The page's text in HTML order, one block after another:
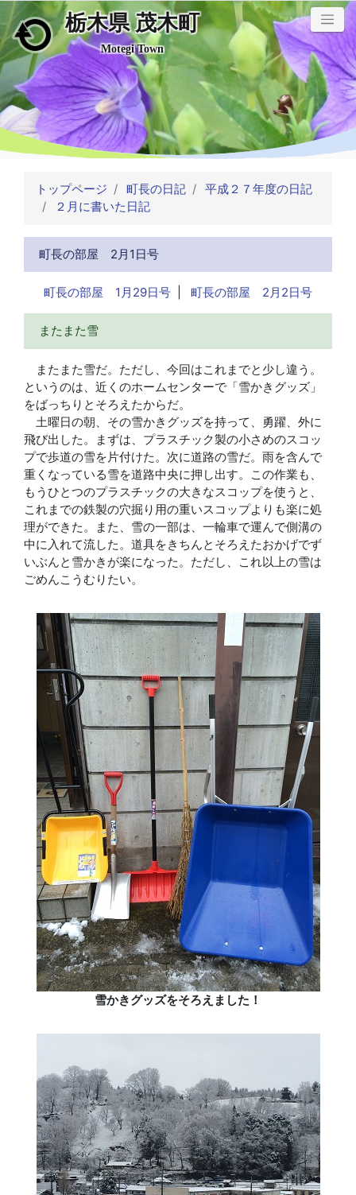
メインコンテンツにスキップ
栃木県 茂木町
Motegi Town
トップページ 町長の日記
平成２７年度の日記
２月に書いた日記
町長の部屋 2月1日号
町長の部屋 1月29日号 町長の部屋 2月2日号
またまた雪
またまた雪だ。ただし、今回はこれまでと少し違う。
というのは、近くのホームセンターで「雪かきグッズ」
をばっちりとそろえたからだ。
土曜日の朝、その雪かきグッズを持って、勇躍、外に
飛び出した。まずは、プラスチック製の小さめのスコッ
プで歩道の雪を片付けた。次に道路の雪だ。雨を含んで
重くなっている雪を道路中央に押し出す。この作業も、
もうひとつのプラスチックの大きなスコップを使うと、
これまでの鉄製の穴掘り用の重いスコップよりも楽に処
理ができた。また、雪の一部は、一輪車で運んで側溝の
中に入れて流した。道具をきちんとそろえたおかげでず
いぶんと雪かきが楽になった。ただし、これ以上の雪は
ごめんこうむりたい。
雪かきグッズをそろえました！